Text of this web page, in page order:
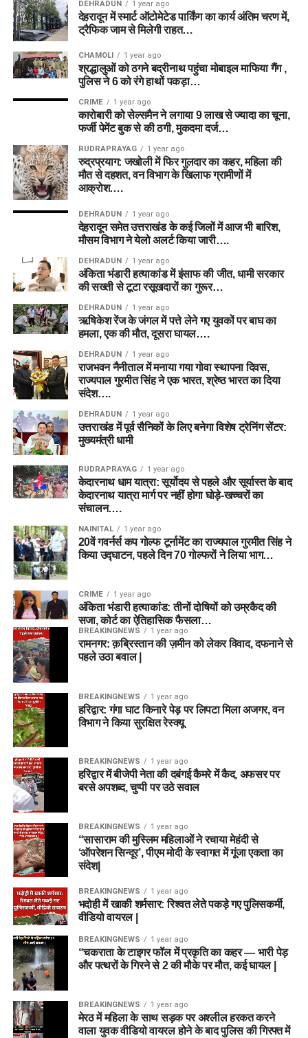
DEHRADUN 1 year ago
देहरादून में स्मार्ट ऑटोमेटेड पार्किंग का कार्य अंतिम चरण में,
ट्रैफिक जाम से मिलेगी राहत…
CHAMOLI 1 year ago
श्रद्धालुओं को ठगने बद्रीनाथ पहुंचा मोबाइल माफिया गैंग ,
पुलिस ने 6 को रंगे हाथों पकड़ा…
CRIME 1 year ago
कारोबारी को सेल्समैन ने लगाया 9 लाख से ज्यादा का चूना,
फर्जी पेमेंट बुक से की ठगी, मुकदमा दर्ज…
RUDRAPRAYAG 1 year ago
रुद्रप्रयाग: जखोली में फिर गुलदार का कहर, महिला की
मौत से दहशत, वन विभाग के खिलाफ ग्रामीणों में
आक्रोश….
DEHRADUN 1 year ago
देहरादून समेत उत्तराखंड के कई जिलों में आज भी बारिश,
मौसम विभाग ने येलो अलर्ट किया जारी….
DEHRADUN 1 year ago
अंकिता भंडारी हत्याकांड में इंसाफ की जीत, धामी सरकार
की सख्ती से टूटा रसूखदारों का गुरूर…
DEHRADUN 1 year ago
ऋषिकेश रेंज के जंगल में पत्ते लेने गए युवकों पर बाघ का
हमला, एक की मौत, दूसरा घायल….
DEHRADUN 1 year ago
राजभवन नैनीताल में मनाया गया गोवा स्थापना दिवस,
राज्यपाल गुरमीत सिंह ने एक भारत, श्रेष्ठ भारत का दिया
संदेश….
DEHRADUN 1 year ago
उत्तराखंड में पूर्व सैनिकों के लिए बनेगा विशेष ट्रेनिंग सेंटर:
मुख्यमंत्री धामी
RUDRAPRAYAG 1 year ago
केदारनाथ धाम यात्रा: सूर्योदय से पहले और सूर्यास्त के बाद
केदारनाथ यात्रा मार्ग पर नहीं होगा घोड़े-खच्चरों का
संचालन….
NAINITAL 1 year ago
20वें गवर्नर्स कप गोल्फ टूर्नामेंट का राज्यपाल गुरमीत सिंह ने
किया उद्घाटन, पहले दिन 70 गोल्फरों ने लिया भाग…
CRIME 1 year ago
अंकिता भंडारी हत्याकांड: तीनों दोषियों को उम्रकैद की
सजा, कोर्ट का ऐतिहासिक फैसला…
BREAKINGNEWS 1 year ago
रामनगर: क़ब्रिस्तान की ज़मीन को लेकर विवाद, दफनाने से
पहले उठा बवाल |
BREAKINGNEWS 1 year ago
हरिद्वार: गंगा घाट किनारे पेड़ पर लिपटा मिला अजगर, वन
विभाग ने किया सुरक्षित रेस्क्यू
BREAKINGNEWS 1 year ago
हरिद्वार में बीजेपी नेता की दबंगई कैमरे में कैद, अफसर पर
बरसे अपशब्द, चुप्पी पर उठे सवाल
BREAKINGNEWS 1 year ago
“सासाराम की मुस्लिम महिलाओं ने रचाया मेहंदी से
‘ऑपरेशन सिन्दूर’, पीएम मोदी के स्वागत में गूंजा एकता का
संदेश|
BREAKINGNEWS 1 year ago
भदोही में खाकी शर्मसार: रिश्वत लेते पकड़े गए पुलिसकर्मी,
वीडियो वायरल |
BREAKINGNEWS 1 year ago
“चकराता के टाइगर फॉल में प्रकृति का कहर — भारी पेड़
और पत्थरों के गिरने से 2 की मौके पर मौत, कई घायल |
BREAKINGNEWS 1 year ago
मेरठ में महिला के साथ सड़क पर अश्लील हरकत करने
वाला युवक वीडियो वायरल होने के बाद पुलिस की गिरफ्त में